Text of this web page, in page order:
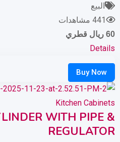
البيع
441 مشاهدات
60 ريال قطري
Details
Kitchen Cabinets
WITH PIPE &
REGULATOR